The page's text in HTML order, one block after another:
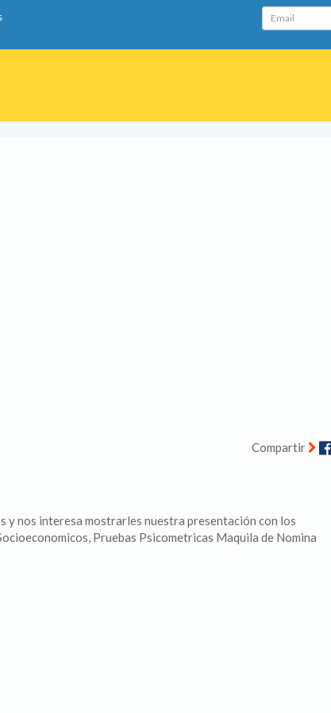
Email
Compartir
y nos interesa mostrarles nuestra presentación con los
Pruebas Psicometricas Maquila de Nomina